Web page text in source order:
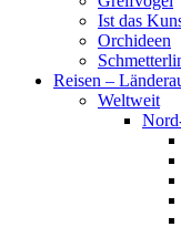
Ist das
Orchideen
Reisen –
Weltweit